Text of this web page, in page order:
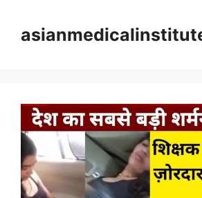
content